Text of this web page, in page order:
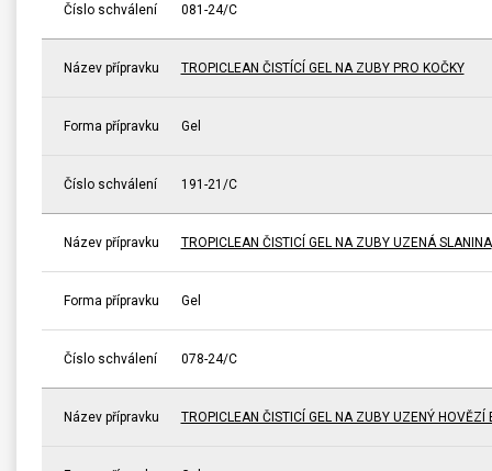
Číslo schválení 081-24/C
Název přípravku TROPICLEAN ČISTÍCÍ GEL NA ZUBY PRO KOČKY
Forma přípravku Gel
Číslo schválení 191-21/C
Název přípravku TROPICLEAN ČISTICÍ GEL NA ZUBY UZENÁ SLANINA
Forma přípravku Gel
Číslo schválení 078-24/C
Název přípravku TROPICLEAN ČISTICÍ GEL NA ZUBY UZENÝ HOVĚZÍ